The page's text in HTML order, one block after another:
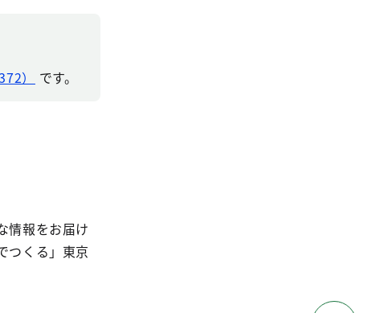
） です。
情報をお届け
つくる」東京